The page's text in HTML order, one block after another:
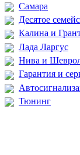
Самара
Десятое
Калина и
Лада Ларгус
Нива и
Гарантия и
Тюнинг